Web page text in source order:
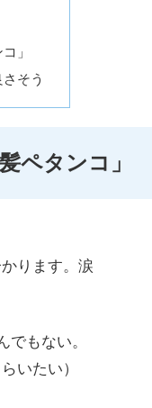
」
そう
ペタンコ」
ります。涙
もない。
いたい）